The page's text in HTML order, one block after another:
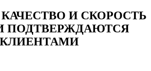
И СКОРОСТЬ
ПОДТВЕРЖДАЮТСЯ